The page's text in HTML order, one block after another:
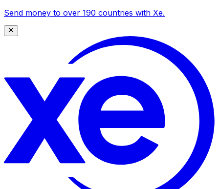
Send money to over 190 countries with Xe.